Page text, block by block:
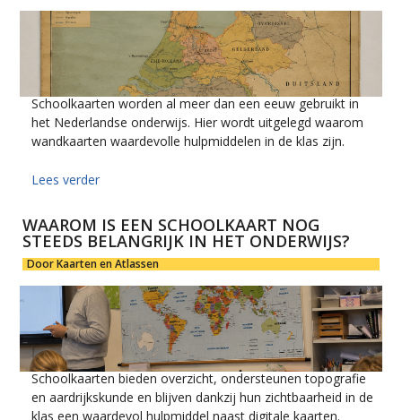
Schoolkaarten worden al meer dan een eeuw gebruikt in
het Nederlandse onderwijs. Hier wordt uitgelegd waarom
wandkaarten waardevolle hulpmiddelen in de klas zijn.
Lees verder
WAAROM IS EEN SCHOOLKAART NOG
STEEDS BELANGRIJK IN HET ONDERWIJS?
Door Kaarten en Atlassen
Schoolkaarten bieden overzicht, ondersteunen topografie
en aardrijkskunde en blijven dankzij hun zichtbaarheid in de
klas een waardevol hulpmiddel naast digitale kaarten.